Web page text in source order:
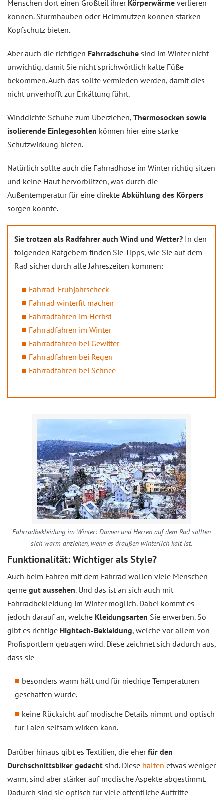
Menschen dort einen Großteil ihrer Körperwärme verlieren
können. Sturmhauben oder Helmmützen können starken
Kopfschutz bieten.
Aber auch die richtigen Fahrradschuhe sind im Winter nicht
unwichtig, damit Sie nicht sprichwörtlich kalte Füße
bekommen. Auch das sollte vermieden werden, damit dies
nicht unverhofft zur Erkältung führt.
Winddichte Schuhe zum Überziehen, Thermosocken sowie
isolierende Einlegesohlen können hier eine starke
Schutzwirkung bieten.
Natürlich sollte auch die Fahrradhose im Winter richtig sitzen
und keine Haut hervorblitzen, was durch die
Außentemperatur für eine direkte Abkühlung des Körpers
sorgen könnte.
Sie trotzen als Radfahrer auch Wind und Wetter? In den
folgenden Ratgebern finden Sie Tipps, wie Sie auf dem
Rad sicher durch alle Jahreszeiten kommen:
Fahrrad-Frühjahrscheck
Fahrrad winterfit machen
Fahrradfahren im Herbst
Fahrradfahren im Winter
Fahrradfahren bei Gewitter
Fahrradfahren bei Regen
Fahrradfahren bei Schnee
Fahrradbekleidung im Winter: Damen und Herren auf dem Rad sollten
sich warm anziehen, wenn es draußen winterlich kalt ist.
Funktionalität: Wichtiger als Style?
Auch beim Fahren mit dem Fahrrad wollen viele Menschen
gerne gut aussehen. Und das ist an sich auch mit
Fahrradbekleidung im Winter möglich. Dabei kommt es
jedoch darauf an, welche Kleidungsarten Sie erwerben. So
gibt es richtige Hightech-Bekleidung, welche vor allem von
Profisportlern getragen wird. Diese zeichnet sich dadurch aus,
dass sie
besonders warm hält und für niedrige Temperaturen
geschaffen wurde.
keine Rücksicht auf modische Details nimmt und optisch
für Laien seltsam wirken kann.
Darüber hinaus gibt es Textilien, die eherfür den
Durchschnittsbiker gedacht sind. Diese halten etwas weniger
warm, sind aber stärker auf modische Aspekte abgestimmt.
Dadurch sind sie optisch für viele öffentliche Auftritte